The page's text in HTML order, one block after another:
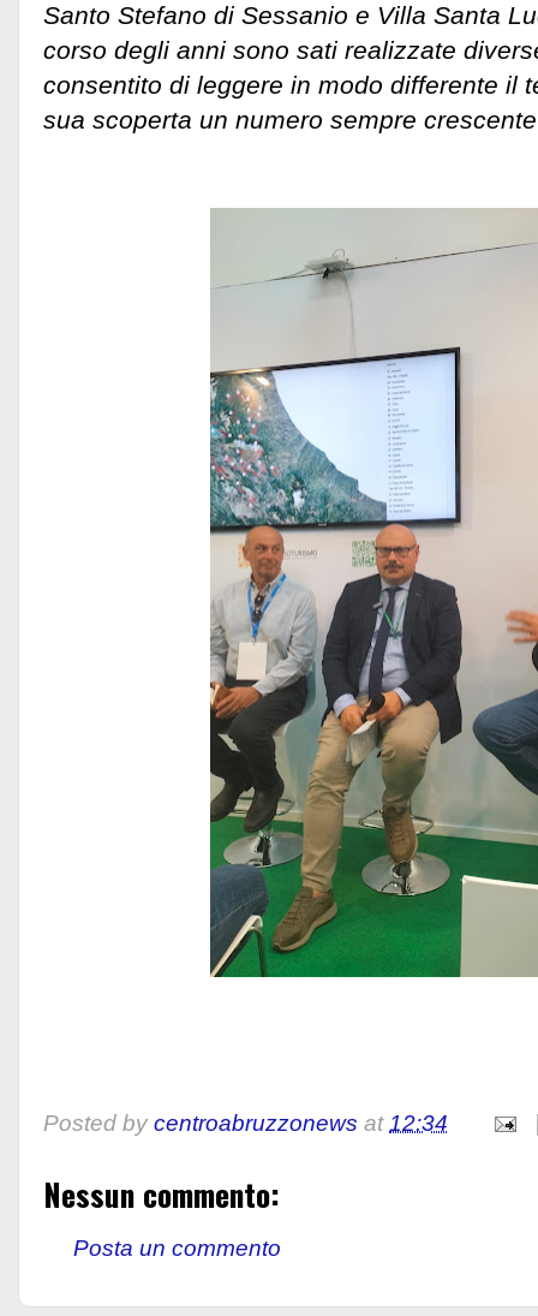
Santo Stefano di Sessanio e Villa Santa
corso degli anni sono sati realizzate
consentito di leggere in modo differente il
sua scoperta un numero sempre
Posted by centroabruzzonews at12:34
Nessun commento:
Posta un commento